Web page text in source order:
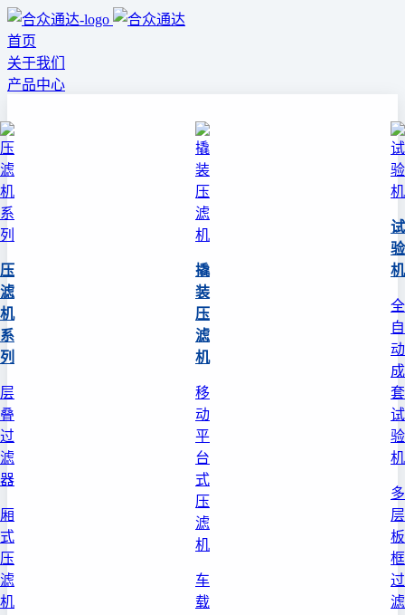
首页
关于我们
产品中心
压
滤
机
系
列
层
叠
过
滤
器
厢
式
压
滤
机
撬
装
压
滤
机
移
动
平
台
式
压
滤
机
车
载
试
验
机
全
自
动
成
套
试
验
机
多
层
板
框
过
滤